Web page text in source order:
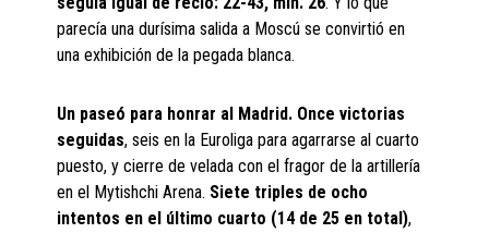
parecía una durísima salida a Moscú se convirtió en
una exhibición de la pegada blanca.
Un paseó para honrar al Madrid. Once victorias
seguidas, seis en la Euroliga para agarrarse al cuarto
puesto, y cierre de velada con el fragor de la artillería
en el Mytishchi Arena. Siete triples de ocho
intentos en el último cuarto (14 de 25 en total),